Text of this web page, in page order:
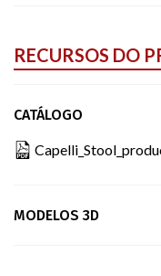
RECURSOS DO
CATÁLOGO
MODELOS 3D